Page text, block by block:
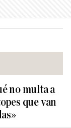
no multa a
que van